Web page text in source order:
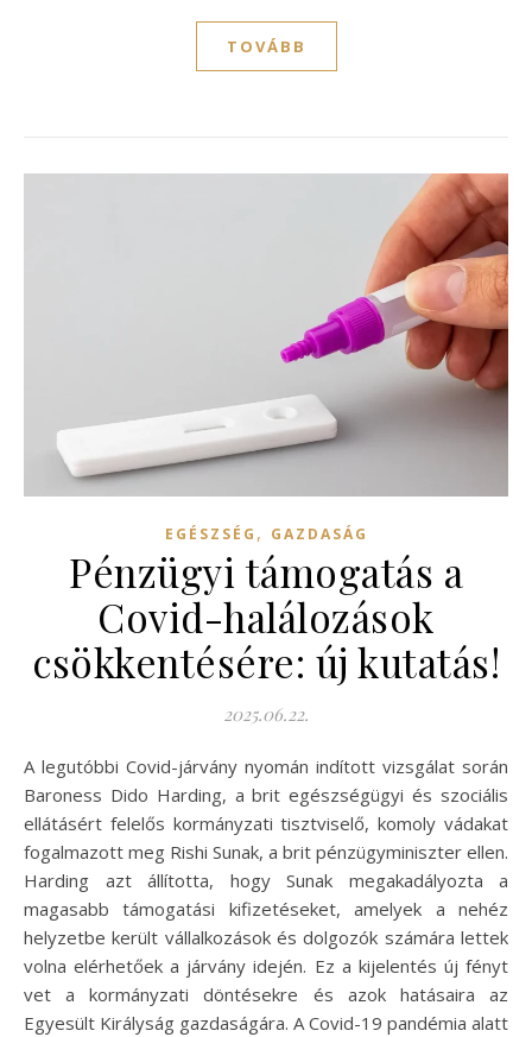
TOVÁBB
EGÉSZSÉG , GAZDASÁG
Pénzügyi támogatás a
Covid-halálozások
csökkentésére: új kutatás!
2025.06.22.
A legutóbbi Covid-járvány nyomán indított vizsgálat során
Baroness Dido Harding, a brit egészségügyi és szociális
ellátásért felelős kormányzati tisztviselő, komoly vádakat
fogalmazott meg Rishi Sunak, a brit pénzügyminiszter ellen.
Harding azt állította, hogy Sunak megakadályozta a
magasabb támogatási kifizetéseket, amelyek a nehéz
helyzetbe került vállalkozások és dolgozók számára lettek
volna elérhetőek a járvány idején. Ez a kijelentés új fényt
vet a kormányzati döntésekre és azok hatásaira az
Egyesült Királyság gazdaságára. A Covid-19 pandémia alatt